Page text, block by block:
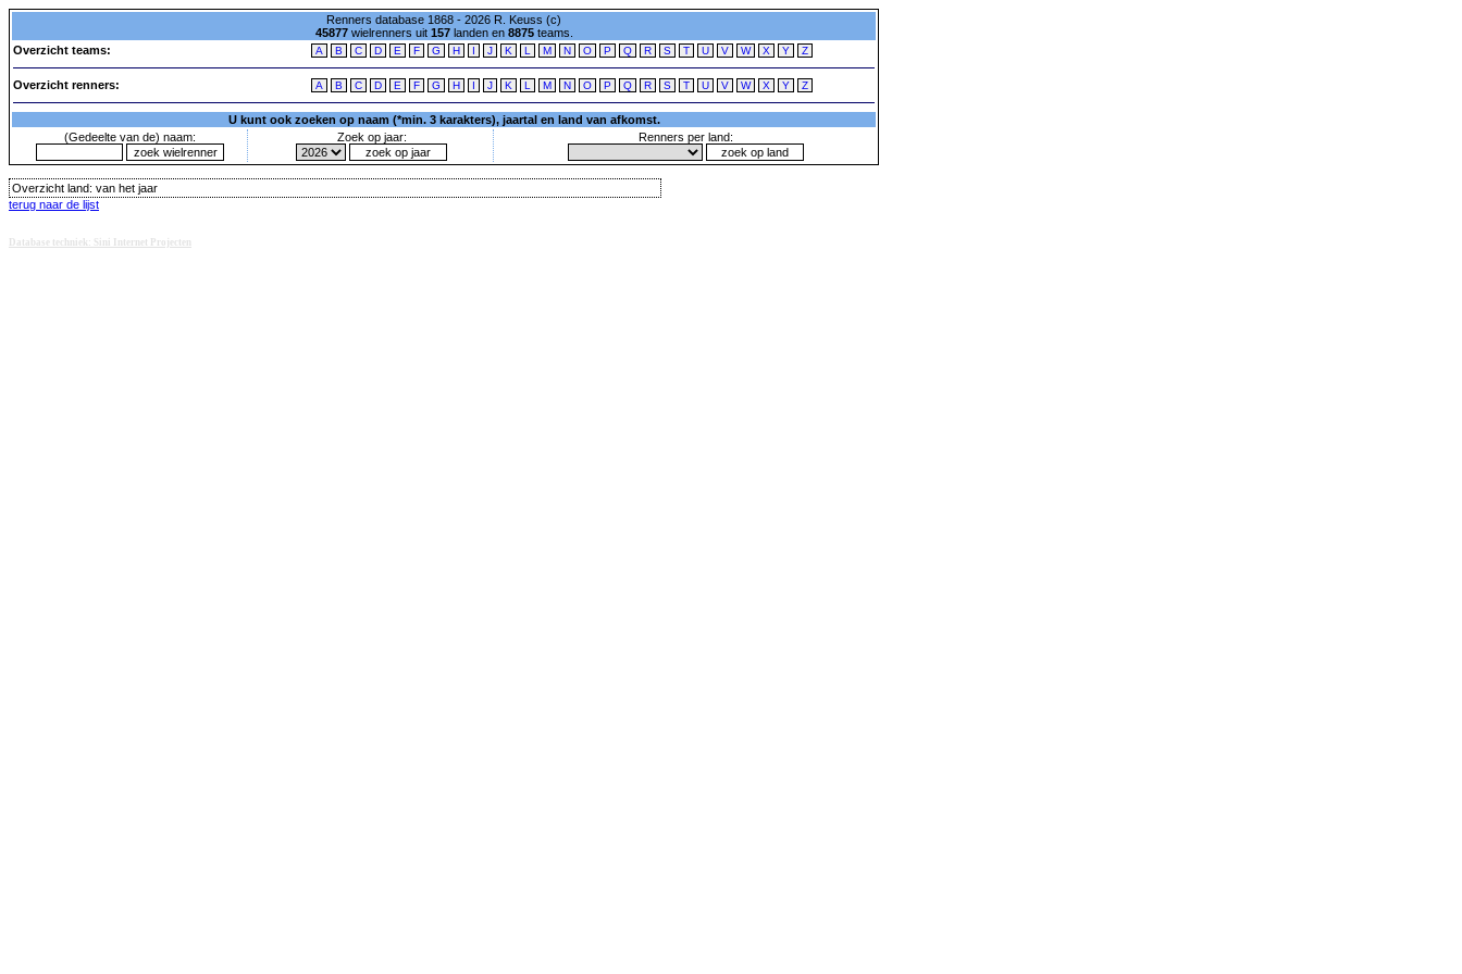
Renners database 1868 - 2026 R. Keuss (c)
45877wielrenners uit 157landen en 8875teams.
Overzicht teams:
A B C D E F G H I J K L M N O P Q R S T U V W X Y Z
Overzicht renners: A B C D E F G H I J K L M N O P Q R S T U V W X Y Z
U kunt ook zoeken op naam (*min. 3 karakters), jaartal en land van afkomst.
(Gedeelte van de) naam:
Zoek op jaar: Renners per land:
Overzicht land: van het jaar
terug naar de lijst
Database techniek: Sini Internet Projecten